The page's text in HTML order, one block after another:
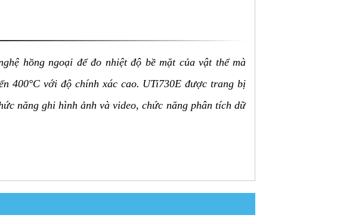
hồng ngoại để đo nhiệt độ bề mặt của vật thể mà
400°C với độ chính xác cao. UTi730E được trang bị
năng ghi hình ảnh và video, chức năng phân tích dữ
an toàn và tiện lợi.
hơn.